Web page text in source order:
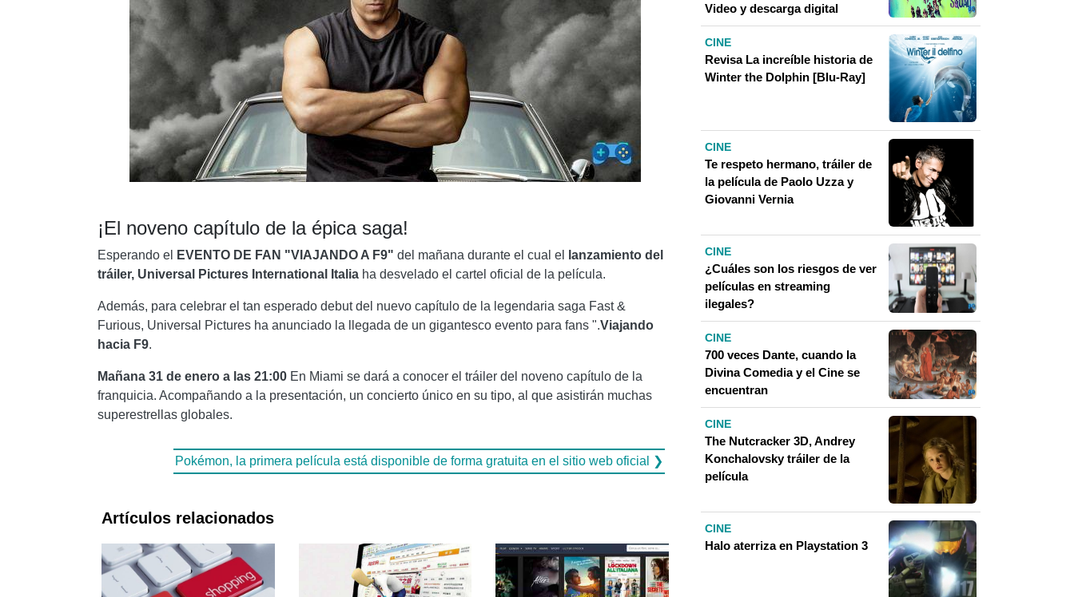
¡El noveno capítulo de la épica saga!
Esperando el EVENTO DE FAN "VIAJANDO A F9" del mañana durante el cual el
lanzamiento del
tráiler, Universal Pictures International Italia ha desvelado el cartel oficial de la película.
Además, para celebrar el tan esperado debut del nuevo capítulo de la legendaria saga Fast &
Furious, Universal Pictures ha anunciado la llegada de un gigantesco evento para fans ".Viajando
hacia F9.
Mañana 31 de enero a las 21:00 En Miami se dará a conocer el tráiler del noveno capítulo de la
franquicia. Acompañando a la presentación, un concierto único en su tipo, al que asistirán muchas
superestrellas globales.
Pokémon, la primera película está disponible de forma gratuita en el sitio web oficial ❯
Artículos relacionados
Video y descarga digital
CINE
Revisa La increíble historia de
Winter the Dolphin [Blu-Ray]
CINE
Te respeto hermano, tráiler de
la película de Paolo Uzza y
Giovanni Vernia
CINE
¿Cuáles son los riesgos de ver
películas en streaming
ilegales?
CINE
700 veces Dante, cuando la
Divina Comedia y el Cine se
encuentran
CINE
The Nutcracker 3D, Andrey
Konchalovsky tráiler de la
película
CINE
Halo aterriza en Playstation 3